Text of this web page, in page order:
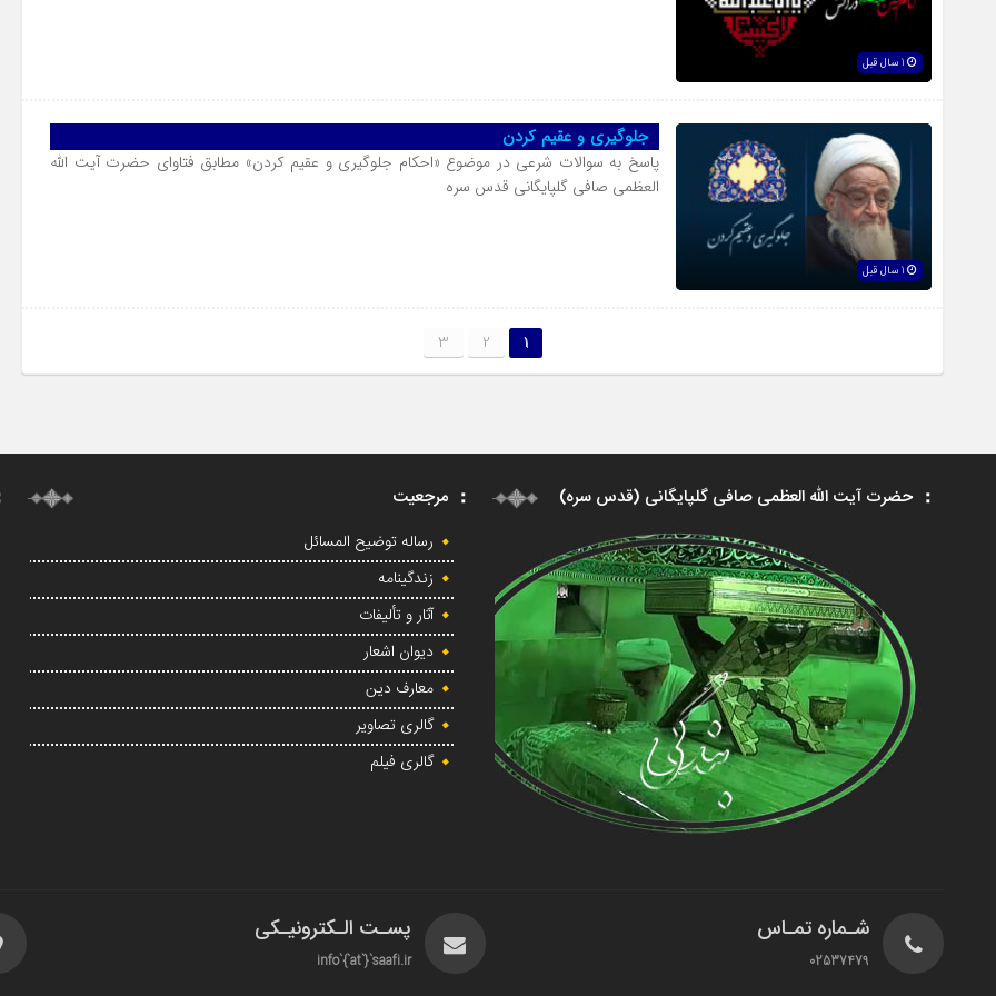
جلوگیرى و عقیم کردن
پاسخ به سوالات شرعی در موضوع «احکام جلوگیرى و عقیم کردن» مطابق فتاوای حضرت آیت الله
العظمی صافی گلپایگانی قدس سره
1
2
3
حضرت آیت الله العظمی صافی گلپایگانی (قدس سره) مرجعیت
رساله توضیح المسائل
زندگینامه
آثار و تألیفات
دیوان اشعار
معارف دین
گالری تصاویر
گالری فیلم
شـماره تمـاس
02537479
پسـت الـکترونیـکی
info`{`at`}`saafi.ir